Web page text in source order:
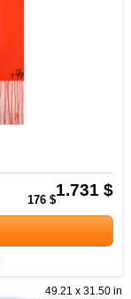
1.731 $
176 $
49.21 x 31.50 in